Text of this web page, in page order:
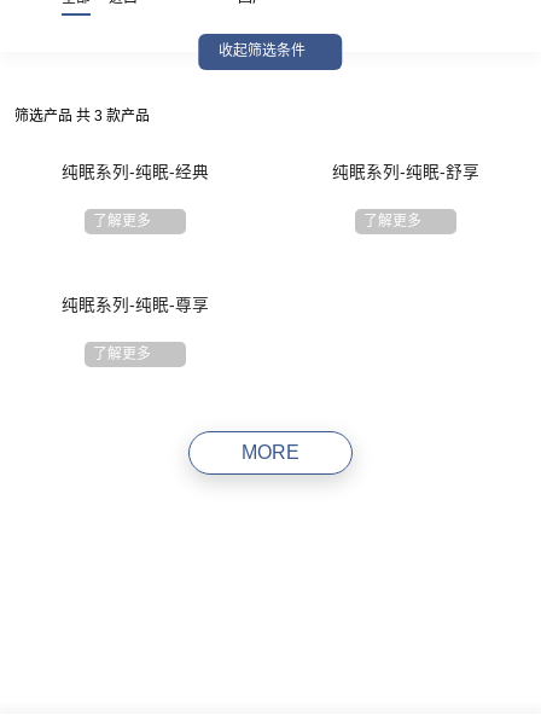
收起筛选条件
筛选产品 共 3 款产品
纯眠系列-纯眠-经典
了解更多
纯眠系列-纯眠-舒享
了解更多
纯眠系列-纯眠-尊享
了解更多
MORE